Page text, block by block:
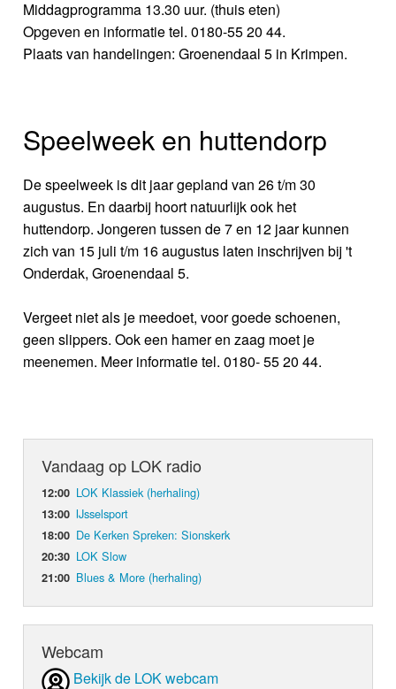
Middagprogramma 13.30 uur. (thuis eten)
Opgeven en informatie tel. 0180-55 20 44.
Plaats van handelingen: Groenendaal 5 in Krimpen.
Speelweek en huttendorp
De speelweek is dit jaar gepland van 26 t/m 30
augustus. En daarbij hoort natuurlijk ook het
huttendorp. Jongeren tussen de 7 en 12 jaar kunnen
zich van 15 juli t/m 16 augustus laten inschrijven bij 't
Onderdak, Groenendaal 5.
Vergeet niet als je meedoet, voor goede schoenen,
geen slippers. Ook een hamer en zaag moet je
meenemen. Meer informatie tel. 0180- 55 20 44.
Vandaag op LOK radio
12:00 LOK Klassiek (herhaling)
13:00 IJsselsport
18:00 De Kerken Spreken: Sionskerk
20:30 LOK Slow
21:00 Blues & More (herhaling)
Webcam
Bekijk de LOK webcam